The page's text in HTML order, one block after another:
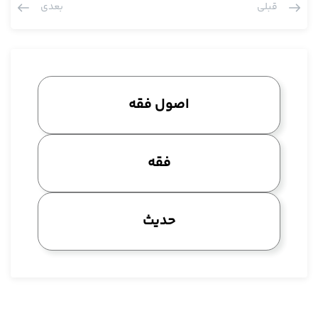
ماه رمضان بود اثبات اولیت را اگر بخواهد بکند.
ندارد، مرحوم نائینی و آقای خوئی معتقدند که حدیث مربوط به
استصحاب است و این توضیح را هم شاید همین تازگی، دو سه هفته
پیش یا دو ماه پیش دادیم، توضیحا عرض کردیم که نه این مطلبی
است که ایشان فرمودند استصحاب است و نه آن مطلبی است که
قاعده یقین باشد، اصلا این نکته دیگری است، حدیث ناظر به یک
است، پیغمبر فرمودند صم للرویة، رویت یعنی یقین، پس همین که تو
می گوییم یوم الشک، یوم الشک که یقین نیست، یقین آن چیزی
است که در آن شک نباشد، تا گفتی یوم الشک روزه نگیر چون پیغمبر
فرمود صم للرویة و این راجع به این، اصلا ربطی به هیچ کدام از این
قبلی بعدی
اصول فقه
فقه
حدیث